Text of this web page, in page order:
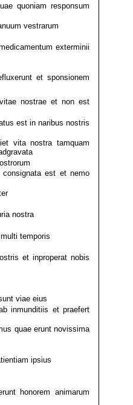
quoniam responsum
vestrarum
exterminii
et sponsionem
nostrae et non est
est in naribus nostris
vita nostra tamquam
est et nemo
nostra
temporis
et inproperat nobis
viae eius
inmunditiis et praefert
quae erunt novissima
ipsius
honorem animarum